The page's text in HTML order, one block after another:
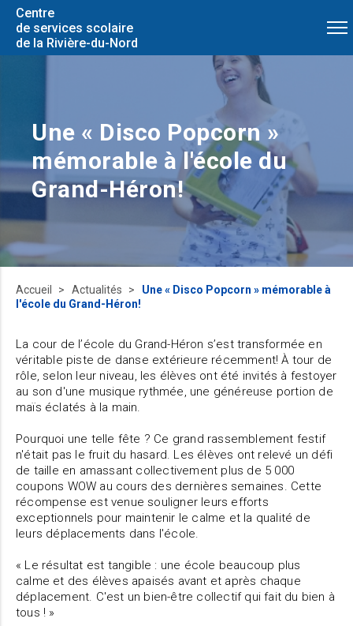
Centre
de services scolaire
de la Rivière-du-Nord
Une « Disco Popcorn »
mémorable à l'école du
Grand-Héron!
Accueil Actualités
Une « Disco Popcorn » mémorable à
l'école du Grand-Héron!
La cour de l’école du Grand-Héron s’est transformée en
véritable piste de danse extérieure récemment! À tour de
rôle, selon leur niveau, les élèves ont été invités à festoyer
au son d'une musique rythmée, une généreuse portion de
maïs éclatés à la main.
Pourquoi une telle fête ? Ce grand rassemblement festif
n'était pas le fruit du hasard. Les élèves ont relevé un défi
de taille en amassant collectivement plus de 5 000
coupons WOW au cours des dernières semaines. Cette
récompense est venue souligner leurs efforts
exceptionnels pour maintenir le calme et la qualité de
leurs déplacements dans l'école.
« Le résultat est tangible : une école beaucoup plus
calme et des élèves apaisés avant et après chaque
déplacement. C'est un bien-être collectif qui fait du bien à
tous ! »